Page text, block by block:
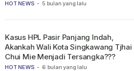
HOT NEWS - 5 bulan yang lalu
HOT NEWS - 6 bulan yang lalu
Kasus HPL Pasir Panjang Indah,
Akankah Wali Kota Singkawang Tjhai
Chui Mie Menjadi Tersangka???